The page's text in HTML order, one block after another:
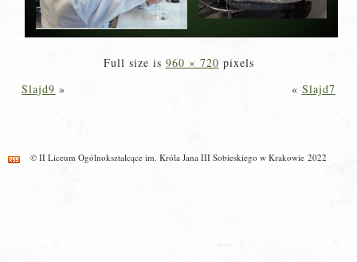
Full size is 960 × 720 pixels
Slajd9 » « Slajd7
© II Liceum Ogólnokształcące im. Króla Jana III Sobieskiego w Krakowie 2022